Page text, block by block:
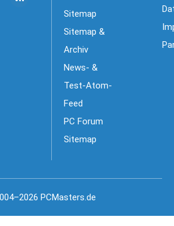
Sitemap
Sitemap &
Archiv
News- &
Test-Atom-
Feed
PC Forum
Sitemap
PCMasters.de